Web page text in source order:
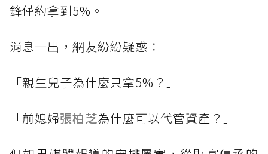
鋒僅約拿到5%。
消息一出，網友紛紛疑惑：
「親生兒子為什麼只拿5%？」
「前媳婦張柏芝為什麼可以代管資產？」